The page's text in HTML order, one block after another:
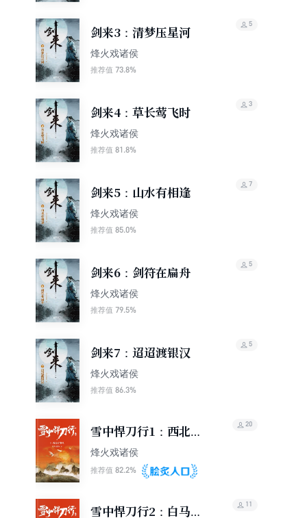
剑来3：清梦压星河
烽火戏诸侯
推荐值 73.8%
5
剑来4：草长莺飞时
烽火戏诸侯
推荐值 81.8%
3
剑来5：山水有相逢
烽火戏诸侯
推荐值 85.0%
7
剑来6：剑符在扁舟
烽火戏诸侯
推荐值 79.5%
5
剑来7：迢迢渡银汉
烽火戏诸侯
推荐值 86.3%
5
雪中悍刀行1：西北有
雏凤
烽火戏诸侯
推荐值 82.2%
20
雪中悍刀行2：白马出
11